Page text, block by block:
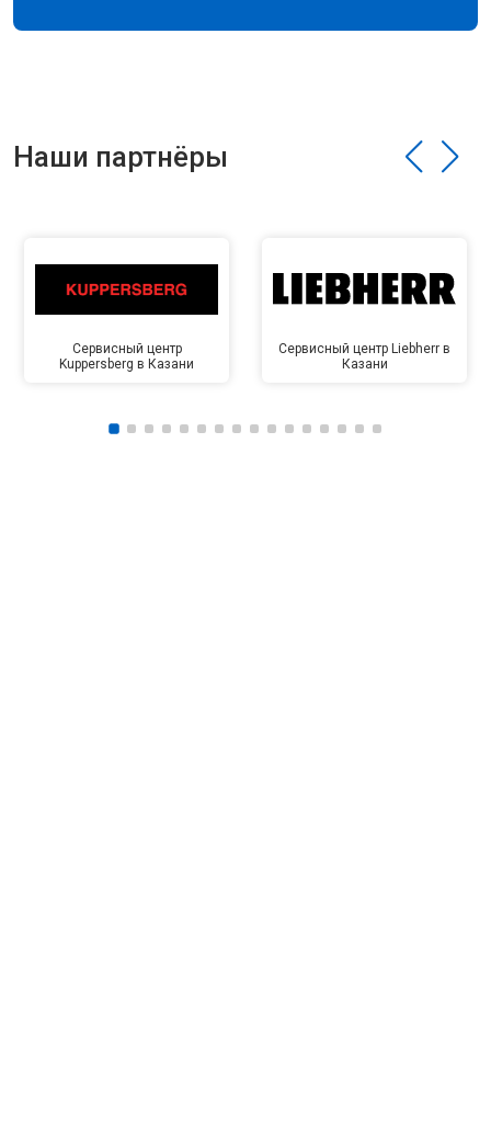
Наши партнёры
Сервисный центр
Kuppersberg в Казани
Сервисный центр Liebherr в
Казани